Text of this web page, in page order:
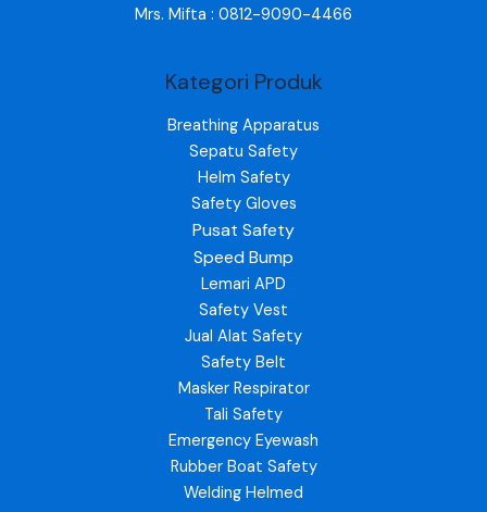
Mrs. Mifta : 0812-9090-4466
Kategori Produk
Breathing Apparatus
Sepatu Safety
Helm Safety
Safety Gloves
Pusat Safety
Speed Bump
Lemari APD
Safety Vest
Jual Alat Safety
Safety Belt
Masker Respirator
Tali Safety
Emergency Eyewash
Rubber Boat Safety
Welding Helmed